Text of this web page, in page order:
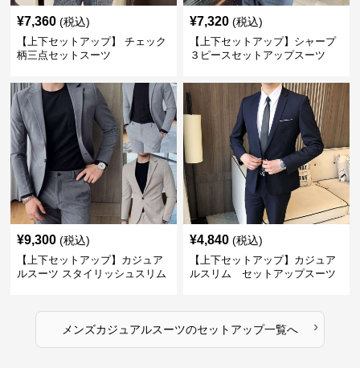
¥7,360 (税込)
【上下セットアップ】 チェック
柄三点セットスーツ
¥7,320 (税込)
【上下セットアップ】シャープ
３ピースセットアップスーツ
¥9,300 (税込)
【上下セットアップ】カジュア
ルスーツ スタイリッシュスリム
¥4,840 (税込)
【上下セットアップ】カジュア
ルスリム セットアップスーツ
メンズカジュアルスーツのセットアップ一覧へ ›